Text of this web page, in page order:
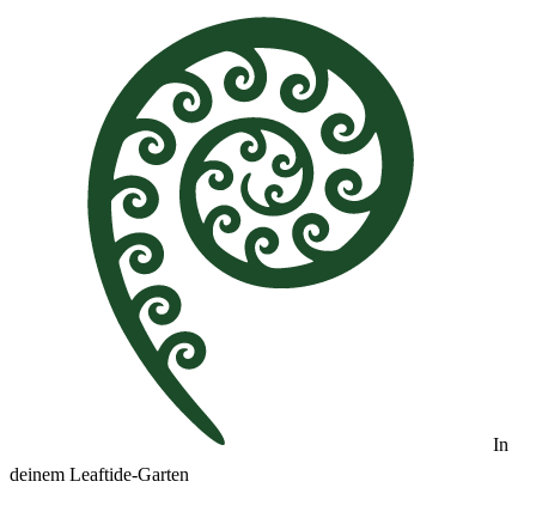
In
deinem Leaftide-Garten